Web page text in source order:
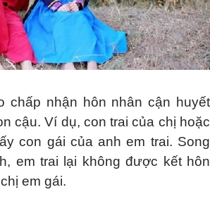
chấp nhận hôn nhân cận huyết
cậu. Ví dụ, con trai của chị hoặc
con gái của anh em trai. Song
em trai lại không được kết hôn
em gái.